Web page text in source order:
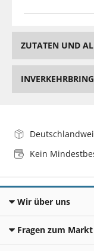
ZUTATEN UND
Kein
Wir über uns
Fragen zum Markt